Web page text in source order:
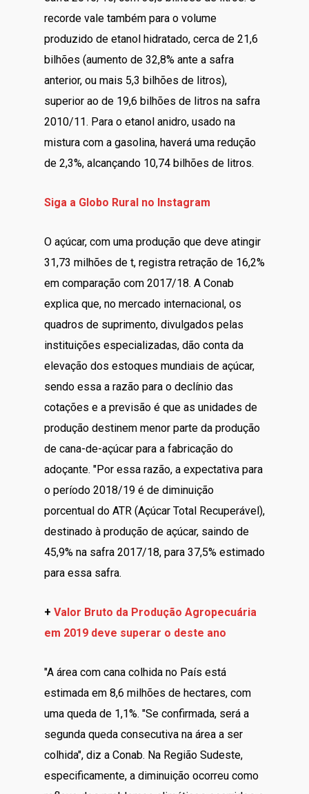
recorde vale também para o volume
produzido de etanol hidratado, cerca de 21,6
bilhões (aumento de 32,8% ante a safra
anterior, ou mais 5,3 bilhões de litros),
superior ao de 19,6 bilhões de litros na safra
2010/11. Para o etanol anidro, usado na
mistura com a gasolina, haverá uma redução
de 2,3%, alcançando 10,74 bilhões de litros.
Siga a Globo Rural no Instagram
O açúcar, com uma produção que deve atingir
31,73 milhões de t, registra retração de 16,2%
em comparação com 2017/18. A Conab
explica que, no mercado internacional, os
quadros de suprimento, divulgados pelas
instituições especializadas, dão conta da
elevação dos estoques mundiais de açúcar,
sendo essa a razão para o declínio das
cotações e a previsão é que as unidades de
produção destinem menor parte da produção
de cana-de-açúcar para a fabricação do
adoçante. "Por essa razão, a expectativa para
o período 2018/19 é de diminuição
porcentual do ATR (Açúcar Total Recuperável),
destinado à produção de açúcar, saindo de
45,9% na safra 2017/18, para 37,5% estimado
para essa safra.
+ Valor Bruto da Produção Agropecuária
em 2019 deve superar o deste ano
"A área com cana colhida no País está
estimada em 8,6 milhões de hectares, com
uma queda de 1,1%. "Se confirmada, será a
segunda queda consecutiva na área a ser
colhida", diz a Conab. Na Região Sudeste,
especificamente, a diminuição ocorreu como